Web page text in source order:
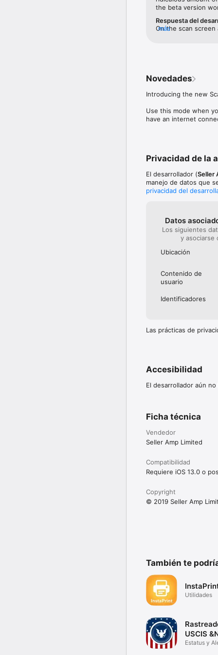
- Instantly calculate
SAS also provides
- Notes and tags to
SellerAmp SAS
SellerAmp SAS
the beta version
Respuesta del
On the scan screen
más
Novedades
Introducing the new
Use this mode when
have an internet
Privacidad de la
El desarrollador (Seller
manejo de datos que
privacidad del
Datos
Los siguientes
y asociarse
Ubicación
Contenido de
usuario
Identificado­res
Las prácticas de
Accesibilidad
El desarrollador aún
Ficha técnica
Vendedor
Seller Amp Limited
Compatibilidad
Requiere iOS 13.0 o
Copyright
© 2019 Seller Amp
También te
Utilidades
USCIS
Estatus y